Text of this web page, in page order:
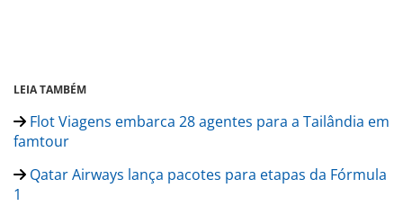
LEIA TAMBÉM
Flot Viagens embarca 28 agentes para a Tailândia em
famtour
Qatar Airways lança pacotes para etapas da Fórmula
1